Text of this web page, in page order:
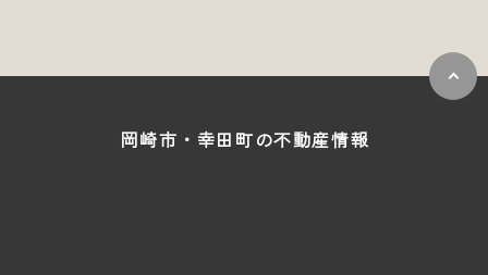
岡崎市・幸田町の不動産情報